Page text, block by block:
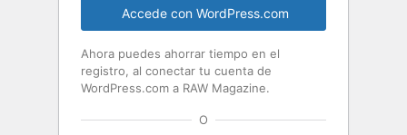
Accede con WordPress.com
Ahora puedes ahorrar tiempo en el
registro, al conectar tu cuenta de
WordPress.com a RAW Magazine.
O